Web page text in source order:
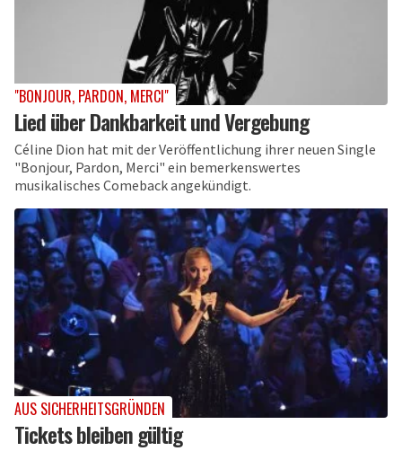
"BONJOUR, PARDON, MERCI"
Lied über Dankbarkeit und Vergebung
Céline Dion hat mit der Veröffentlichung ihrer neuen Single
"Bonjour, Pardon, Merci" ein bemerkenswertes
musikalisches Comeback angekündigt.
AUS SICHERHEITSGRÜNDEN
Tickets bleiben gültig